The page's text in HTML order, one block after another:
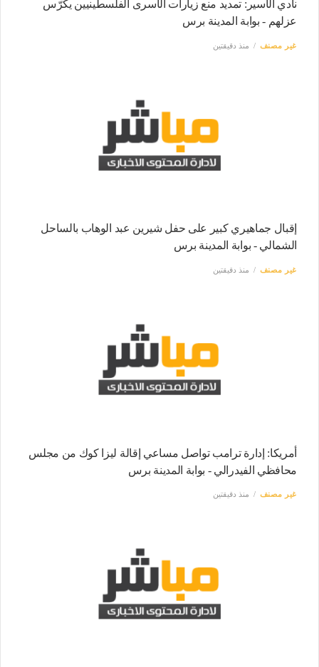
نادي الأسير: تمديد منع زيارات الأسرى الفلسطينيين يكرّس
عزلهم - بوابة المدينة برس
غير مصنف منذ دقيقتين
إقبال جماهيري كبير على حفل شيرين عبد الوهاب بالساحل
الشمالي - بوابة المدينة برس
غير مصنف منذ دقيقتين
أمريكا: إدارة ترامب تواصل مساعي إقالة ليزا كوك من مجلس
محافظي الفيدرالي - بوابة المدينة برس
غير مصنف منذ دقيقتين